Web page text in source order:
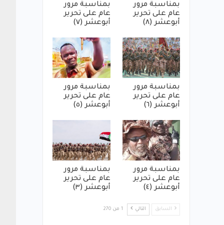
بمناسبة مرور
عام على تحرير
أبوعشر (٨)
بمناسبة مرور
عام على تحرير
أبوعشر (٧)
بمناسبة مرور
عام على تحرير
أبوعشر (٦)
بمناسبة مرور
عام على تحرير
أبوعشر (٥)
بمناسبة مرور
عام على تحرير
أبوعشر (٤)
بمناسبة مرور
عام على تحرير
أبوعشر (٣)
السابق التالي 1 من 270